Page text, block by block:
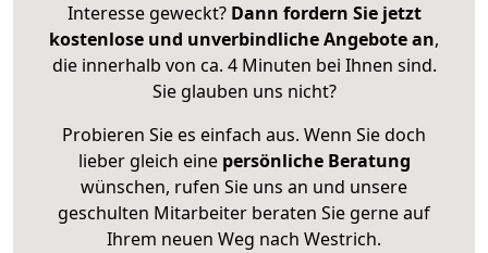
Interesse geweckt? Dann fordern Sie jetzt
kostenlose und unverbindliche Angebote an,
die innerhalb von ca. 4 Minuten bei Ihnen sind.
Sie glauben uns nicht?
Probieren Sie es einfach aus. Wenn Sie doch
lieber gleich eine persönliche Beratung
wünschen, rufen Sie uns an und unsere
geschulten Mitarbeiter beraten Sie gerne auf
Ihrem neuen Weg nach Westrich.